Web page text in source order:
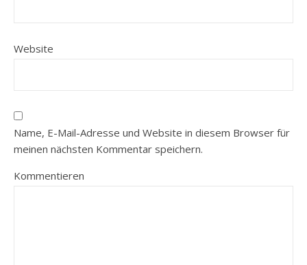
Website
Name, E-Mail-Adresse und Website in diesem Browser für
meinen nächsten Kommentar speichern.
Kommentieren